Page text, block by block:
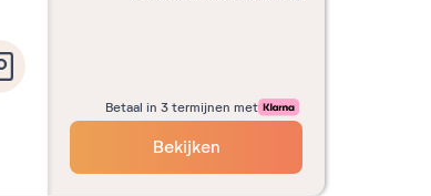
Betaal in 3 termijnen met
Bekijken